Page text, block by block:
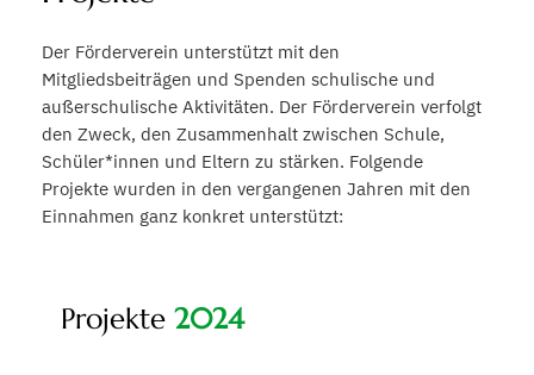
Der Förderverein unterstützt mit den
Mitgliedsbeiträgen und Spenden schulische und
außerschulische Aktivitäten. Der Förderverein verfolgt
den Zweck, den Zusammenhalt zwischen Schule,
Schüler*innen und Eltern zu stärken. Folgende
Projekte wurden in den vergangenen Jahren mit den
Einnahmen ganz konkret unterstützt:
Projekte 2024